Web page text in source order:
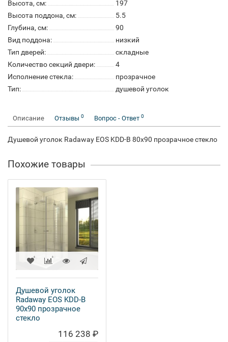
Высота, см:
197
Высота поддона, см:
5.5
Глубина, см:
90
Вид поддона:
низкий
Тип дверей:
складные
Количество секций двери:
4
Исполнение стекла:
прозрачное
Тип:
душевой уголок
Описание Отзывы 0 Вопрос - Ответ 0
Душевой уголок Radaway EOS KDD-B 80x90 прозрачное стекло
Похожие товары
Душевой уголок
Radaway EOS KDD-B
90x90 прозрачное
стекло
116 238 ₽